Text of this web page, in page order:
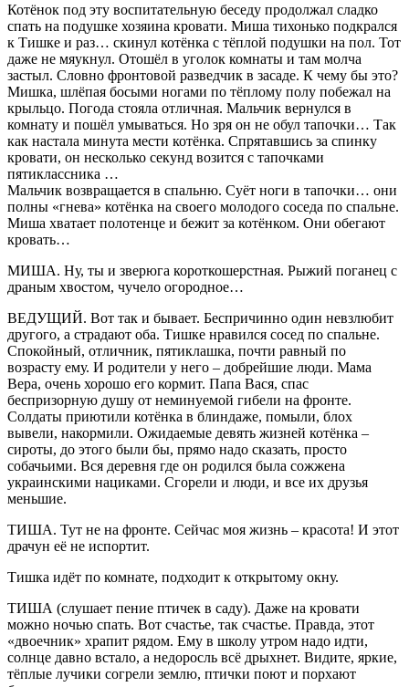
Котёнок под эту воспитательную беседу продолжал сладко
спать на подушке хозяина кровати. Миша тихонько подкрался
к Тишке и раз… скинул котёнка с тёплой подушки на пол. Тот
даже не мяукнул. Отошёл в уголок комнаты и там молча
застыл. Словно фронтовой разведчик в засаде. К чему бы это?
Мишка, шлёпая босыми ногами по тёплому полу побежал на
крыльцо. Погода стояла отличная. Мальчик вернулся в
комнату и пошёл умываться. Но зря он не обул тапочки… Так
как настала минута мести котёнка. Спрятавшись за спинку
кровати, он несколько секунд возится с тапочками
пятиклассника …
Мальчик возвращается в спальню. Суёт ноги в тапочки… они
полны «гнева» котёнка на своего молодого соседа по спальне.
Миша хватает полотенце и бежит за котёнком. Они обегают
кровать…
МИША. Ну, ты и зверюга короткошерстная. Рыжий поганец с
драным хвостом, чучело огородное…
ВЕДУЩИЙ. Вот так и бывает. Беспричинно один невзлюбит
другого, а страдают оба. Тишке нравился сосед по спальне.
Спокойный, отличник, пятиклашка, почти равный по
возрасту ему. И родители у него – добрейшие люди. Мама
Вера, очень хорошо его кормит. Папа Вася, спас
беспризорную душу от неминуемой гибели на фронте.
Солдаты приютили котёнка в блиндаже, помыли, блох
вывели, накормили. Ожидаемые девять жизней котёнка –
сироты, до этого были бы, прямо надо сказать, просто
собачьими. Вся деревня где он родился была сожжена
украинскими нациками. Сгорели и люди, и все их друзья
меньшие.
ТИША. Тут не на фронте. Сейчас моя жизнь – красота! И этот
драчун её не испортит.
Тишка идёт по комнате, подходит к открытому окну.
ТИША (слушает пение птичек в саду). Даже на кровати
можно ночью спать. Вот счастье, так счастье. Правда, этот
«двоечник» храпит рядом. Ему в школу утром надо идти,
солнце давно встало, а недоросль всё дрыхнет. Видите, яркие,
тёплые лучики согрели землю, птички поют и порхают